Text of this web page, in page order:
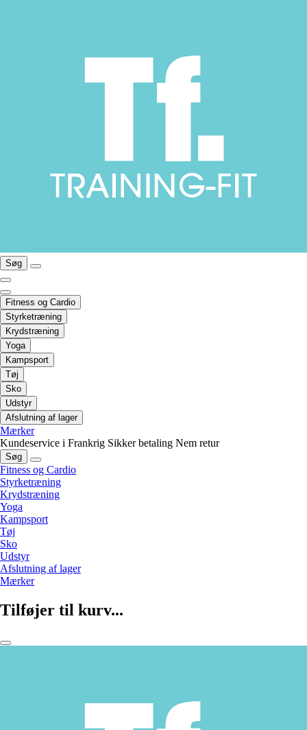
Søg
Fitness og Cardio
Styrketræning
Krydstræning
Yoga
Kampsport
Tøj
Sko
Udstyr
Afslutning af lager
Mærker
Kundeservice i Frankrig Sikker betaling Nem retur
Søg
Fitness og Cardio
Styrketræning
Krydstræning
Yoga
Kampsport
Tøj
Sko
Udstyr
Afslutning af lager
Mærker
Tilføjer til kurv...